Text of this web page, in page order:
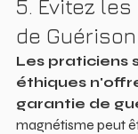
5. Évitez
de
Les praticiens
éthiques
garantie de
magnétisme peut